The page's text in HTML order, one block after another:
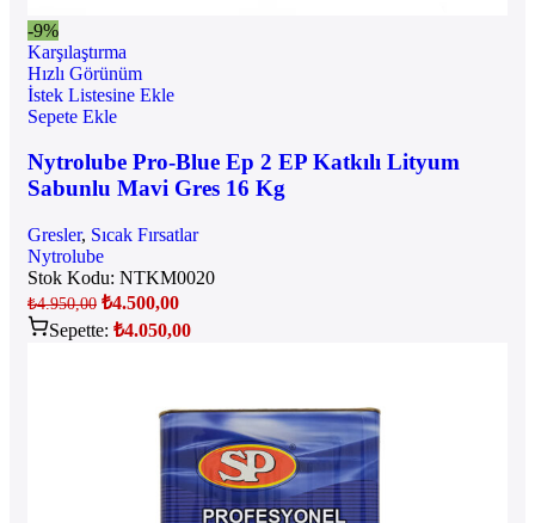
-9%
Karşılaştırma
Hızlı Görünüm
İstek Listesine Ekle
Sepete Ekle
Nytrolube Pro-Blue Ep 2 EP Katkılı Lityum
Sabunlu Mavi Gres 16 Kg
Gresler, Sıcak Fırsatlar
Nytrolube
Stok Kodu: NTKM0020
₺4.950,00 ₺4.500,00
Sepette: ₺4.050,00